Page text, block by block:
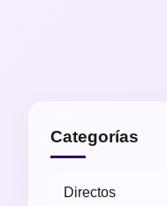
Categorías
Directos